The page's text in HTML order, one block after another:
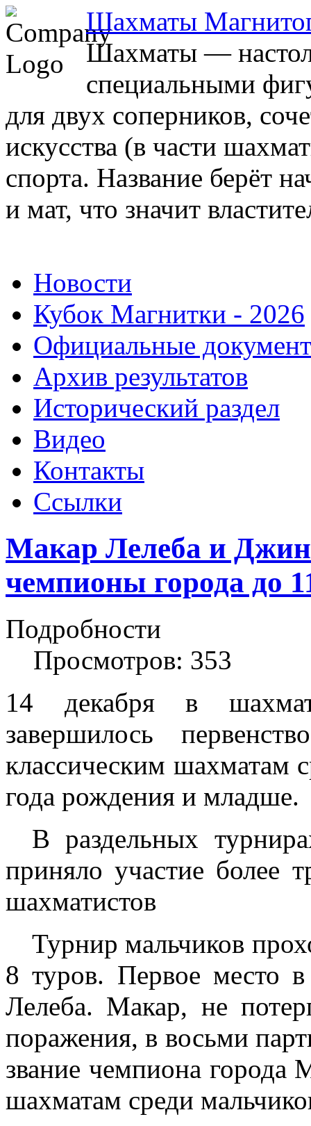
Шахматы
Шахматы —
специальными
для двух соперников,
искусства (в части
спорта. Название берёт
и мат, что значит
Новости
Кубок Магнитки - 2026
Официальные
Архив результатов
Исторический раздел
Видео
Контакты
Ссылки
Макар Лелеба и
чемпионы города до
Подробности
Просмотров: 353
14 декабря в
завершилось
классическим шахматам
года рождения и младше.
В раздельных
приняло участие более
шахматистов
Турнир мальчиков
8 туров. Первое место
Лелеба. Макар, не
поражения, в восьми
звание чемпиона города
шахматам среди